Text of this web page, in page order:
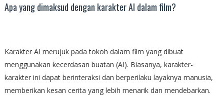
Apa yang dimaksud dengan karakter AI dalam film?
Karakter AI merujuk pada tokoh dalam film yang dibuat
menggunakan kecerdasan buatan (AI). Biasanya, karakter-
karakter ini dapat berinteraksi dan berperilaku layaknya manusia,
memberikan kesan cerita yang lebih menarik dan mendebarkan.